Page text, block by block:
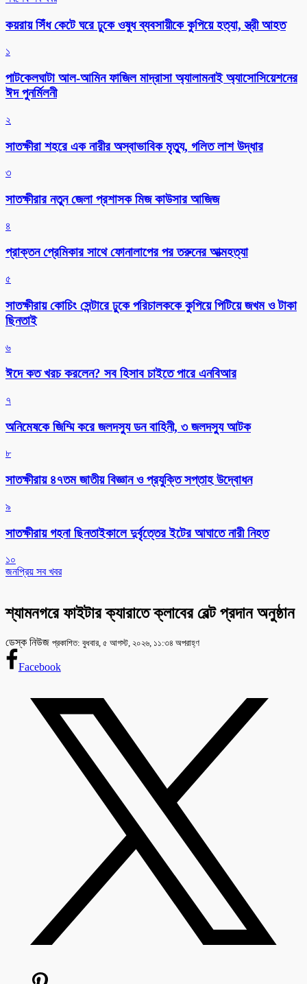
কয়রায় সিঁধ কেটে ঘরে ঢুকে ওষুধ ব্যবসায়ীকে কুপিয়ে হত্যা, স্ত্রী আহত
১
পাটকেলঘাটা আল-আমিন ফাজিল মাদ্রাসা অ্যালামনাই অ্যাসোসিয়েশনের
ঈদ পুনর্মিলনী
২
সাতক্ষীরা শহরে এক নারীর অস্বাভাবিক মৃত্যু, গলিত লাশ উদ্ধার
৩
সাতক্ষীরার নতুন জেলা প্রশাসক মিজ কাউসার আজিজ
৪
প্রাক্তন প্রেমিকার সাথে ফোনালাপের পর তরুনের আত্মহত্যা
৫
সাতক্ষীরায় কোচিং সেন্টারে ঢুকে পরিচালককে কুপিয়ে পিটিয়ে জখম ও টাকা
ছিনতাই
৬
ঈদে কত খরচ করলেন? সব হিসাব চাইতে পারে এনবিআর
৭
অনিমেষকে জিম্মি করে জলদস্যু ডন বাহিনী, ৩ জলদস্যু আটক
৮
সাতক্ষীরায় ৪৭তম জাতীয় বিজ্ঞান ও প্রযুক্তি সপ্তাহ উদ্বোধন
৯
সাতক্ষীরায় গহনা ছিনতাইকালে দুর্বৃত্তের ইটের আঘাতে নারী নিহত
১০
জনপ্রিয় সব খবর
শ্যামনগরে ফাইটার ক্যারাতে ক্লাবের বেল্ট প্রদান অনুষ্ঠান
ডেস্ক নিউজ প্রকাশিত: বুধবার, ৫ আগস্ট, ২০২৬, ১১:৩৪ অপরাহ্ণ
Facebook